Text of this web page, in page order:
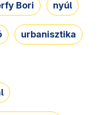
Bori nyúl
urbanisztika